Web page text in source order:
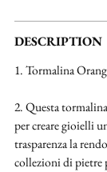
Aggiungere
un
al
DESCRIPTION
1. Tormalina
2. Questa
per creare gioielli
trasparenza la
collezioni di pietre